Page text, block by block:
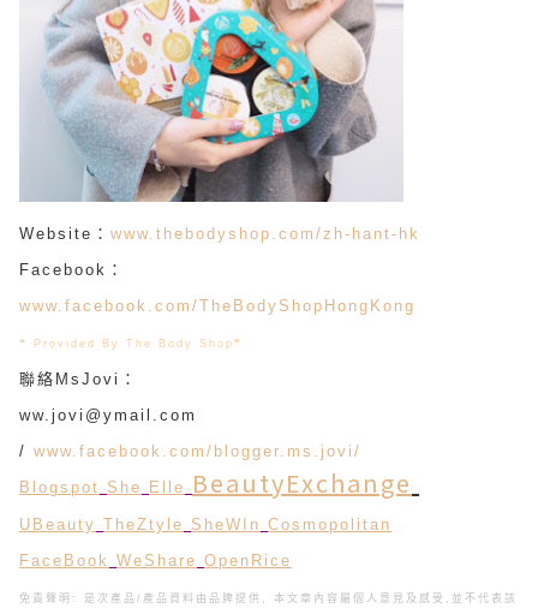
Website： www.thebodyshop.com/zh-hant-hk
Facebook：
www.facebook.com/TheBodyShopHongKong
❝ Provided By The Body Shop ❞
聯絡MsJovi：
ww.jovi@ymail.com
/ www.facebook.com/blogger.ms.jovi/
Blogspot She Elle BeautyExchange
UBeauty TheZtyle SheWIn Cosmopolitan
FaceBook WeShare OpenRice
免責聲明: 是次產品/產品資料由品牌提供, 本文章內容屬個人意見及感受, 並不代表該